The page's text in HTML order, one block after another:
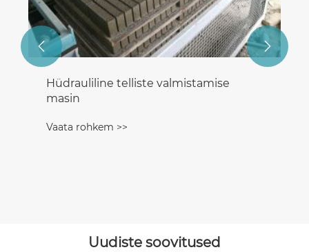
Hüdrauliline telliste valmistamise
masin
Vaata rohkem >>
 
Uudiste soovitused